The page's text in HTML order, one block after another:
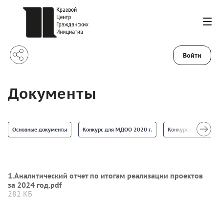
Войти
Документы
Основные документы Конкурс для МДОО 2020 г. Конкурс для
1.Аналитический отчет по итогам реализации проектов
за 2024 год.pdf
282 КБ